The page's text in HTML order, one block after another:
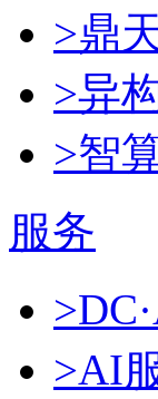
>鼎
>异
>智
服务
>AI